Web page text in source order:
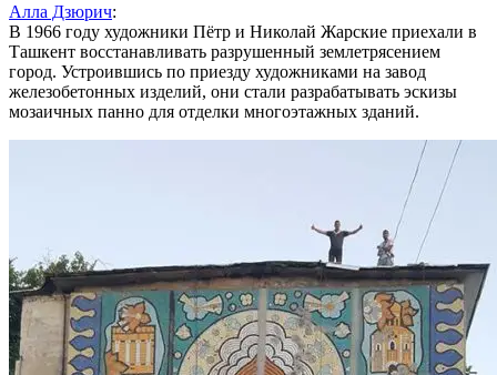
Алла Дзюрич:
В 1966 году художники Пётр и Николай Жарские приехали в
Ташкент восстанавливать разрушенный землетрясением
город. Устроившись по приезду художниками на завод
железобетонных изделий, они стали разрабатывать эскизы
мозаичных панно для отделки многоэтажных зданий.